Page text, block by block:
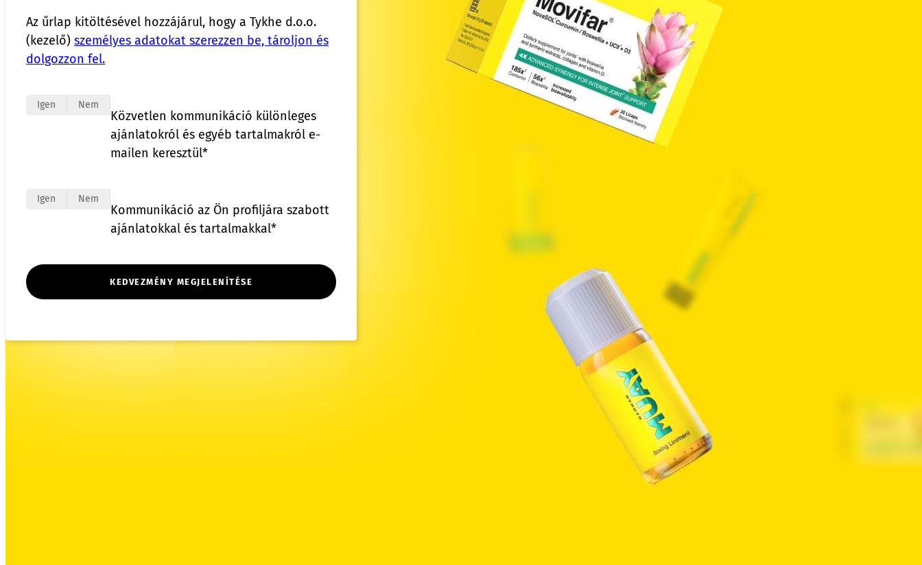
Az űrlap kitöltésével hozzájárul, hogy a Tykhe d.o.o.
(kezelő) személyes adatokat szerezzen be, tároljon és
dolgozzon fel.
Igen Nem
Közvetlen kommunikáció különleges
ajánlatokról és egyéb tartalmakról e-
mailen keresztül*
Igen Nem
Kommunikáció az Ön profiljára szabott
ajánlatokkal és tartalmakkal*
KEDVEZMÉNY MEGJELENÍTÉSE